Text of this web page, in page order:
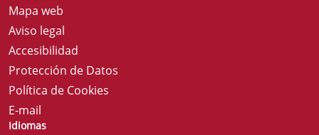
Mapa web
Aviso legal
Accesibilidad
Protección de Datos
Política de Cookies
E-mail
Idiomas